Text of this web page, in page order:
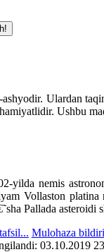
Ulardan
Ushbu
yilda nemis
Vollaston platina
Pallada asteroidi
Mulohaza
03.10.2019